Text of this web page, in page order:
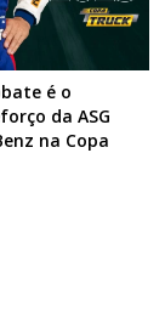
é o
da ASG
na Copa